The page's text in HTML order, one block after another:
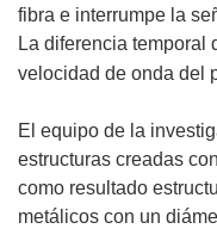
fibra e interrumpe la
La diferencia temporal
velocidad de onda del
El equipo de la
estructuras creadas
como resultado
metálicos con un